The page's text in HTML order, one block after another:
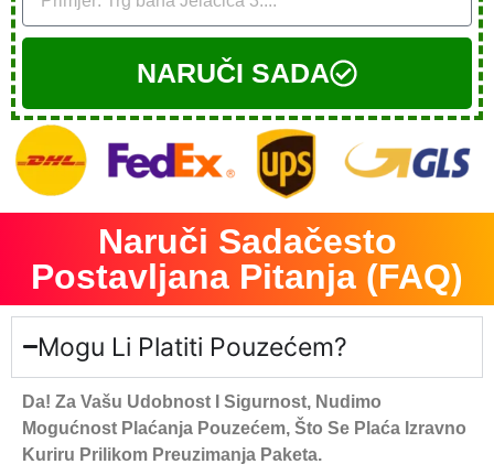
NARUČI SADA
Naruči Sadačesto
Postavljana Pitanja (FAQ)
Mogu Li Platiti Pouzećem?
Da! Za Vašu Udobnost I Sigurnost, Nudimo
Mogućnost Plaćanja Pouzećem, Što Se Plaća Izravno
Kuriru Prilikom Preuzimanja Paketa.